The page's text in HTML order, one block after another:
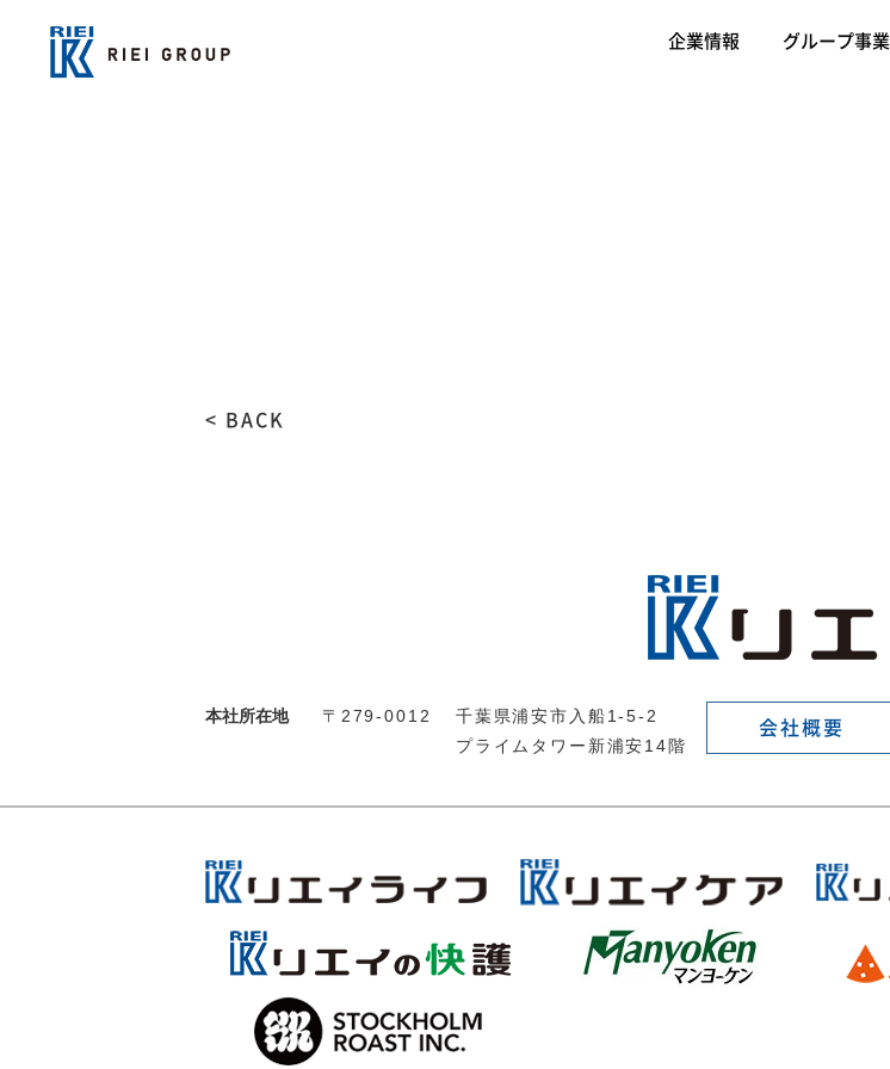
企業情報 グループ事業
< BACK
本社所在地 〒279-0012
千葉県浦安市入船1-5-2
プライムタワー新浦安14階
会社概要